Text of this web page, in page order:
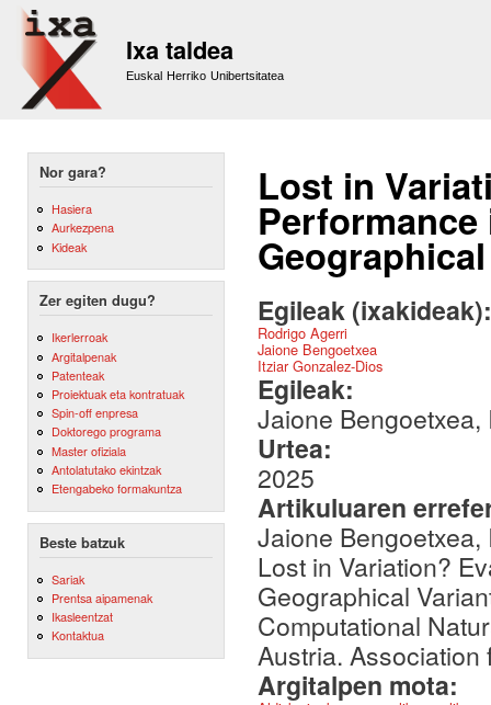
Ixa taldea
Euskal Herriko Unibertsitatea
Nor gara?
Hasiera
Aurkezpena
Kideak
Zer egiten dugu?
Ikerlerroak
Argitalpenak
Patenteak
Proiektuak eta kontratuak
Spin-off enpresa
Doktorego programa
Master ofiziala
Antolatutako ekintzak
Etengabeko formakuntza
Beste batzuk
Sariak
Prentsa aipamenak
Ikasleentzat
Kontaktua
Lost in
Egileak
Rodrigo Agerri
Jaione Bengoetxea
Itziar Gonzalez-Dios
Egileak:
Jaione
Urtea:
2025
Artikuluaren
Jaione
Lost in Variation?
Geographical
Computational
Austria.
Argitalpen mota: